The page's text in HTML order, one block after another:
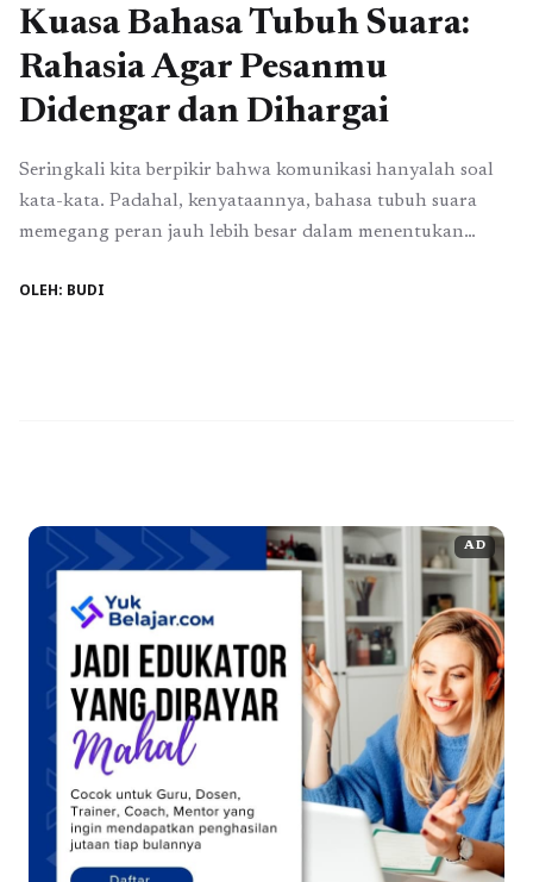
Kuasa Bahasa Tubuh Suara:
Rahasia Agar Pesanmu
Didengar dan Dihargai
Seringkali kita berpikir bahwa komunikasi hanyalah soal
kata-kata. Padahal, kenyataannya, bahasa tubuh suara
memegang peran jauh lebih besar dalam menentukan
diabaikan. Tanpa disadari, audiens seringkali menilai kita
OLEH: BUDI
AD